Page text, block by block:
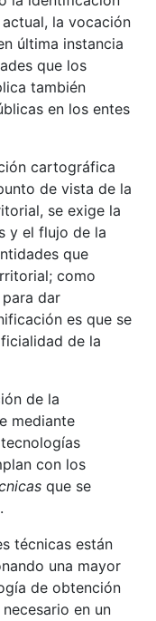
la vocación
última instancia
que los
también
en los entes
cartográfica
de vista de la
se exige la
y el flujo de la
que
como
dar
es que se
de la
de la
mediante
con los
que se
técnicas están
una mayor
de obtención
en un